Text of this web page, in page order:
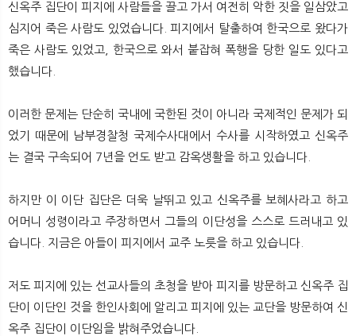
신옥주 집단이 피지에 사람들을 끌고 가서 여전히 악한 짓을 일삼았고
심지어 죽은 사람도 있었습니다. 피지에서 탈출하여 한국으로 왔다가
죽은 사람도 있었고, 한국으로 와서 붙잡혀 폭행을 당한 일도 있다고
했습니다.
이러한 문제는 단순히 국내에 국한된 것이 아니라 국제적인 문제가 되
었기 때문에 남부경찰청 국제수사대에서 수사를 시작하였고 신옥주
는 결국 구속되어 7년을 언도 받고 감옥생활을 하고 있습니다.
하지만 이 이단 집단은 더욱 날뛰고 있고 신옥주를 보혜사라고 하고
어머니 성령이라고 주장하면서 그들의 이단성을 스스로 드러내고 있
습니다. 지금은 아들이 피지에서 교주 노릇을 하고 있습니다.
저도 피지에 있는 선교사들의 초청을 받아 피지를 방문하고 신옥주 집
단이 이단인 것을 한인사회에 알리고 피지에 있는 교단을 방문하여 신
옥주 집단이 이단임을 밝혀주었습니다.